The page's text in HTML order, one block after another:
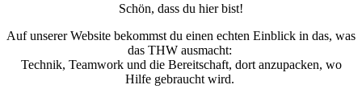
Schön, dass du hier bist!
Auf unserer Website bekommst du einen echten Einblick in das, was
das THW ausmacht:
Technik, Teamwork und die Bereitschaft, dort anzupacken, wo
Hilfe gebraucht wird.